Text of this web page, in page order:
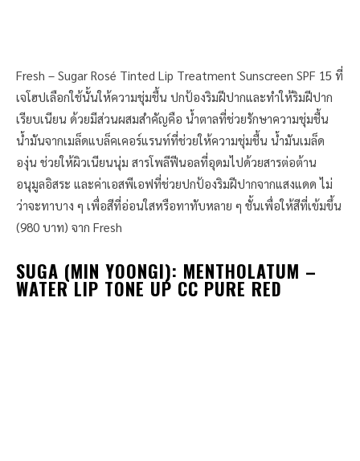
Fresh – Sugar Rosé Tinted Lip Treatment Sunscreen SPF 15 ที่
เจโฮปเลือกใช้นั้นให้ความชุ่มชื้น ปกป้องริมฝีปากและทำให้ริมฝีปาก
เรียบเนียน ด้วยมีส่วนผสมสำคัญคือ น้ำตาลที่ช่วยรักษาความชุ่มชื้น
น้ำมันจากเมล็ดแบล็คเคอร์แรนท์ที่ช่วยให้ความชุ่มชื้น น้ำมันเมล็ด
องุ่น ช่วยให้ผิวเนียนนุ่ม สารโพลีฟีนอลที่อุดมไปด้วยสารต่อต้าน
อนุมูลอิสระ และค่าเอสพีเอฟที่ช่วยปกป้องริมฝีปากจากแสงแดด ไม่
ว่าจะทาบาง ๆ เพื่อสีที่อ่อนใสหรือทาทับหลาย ๆ ชั้นเพื่อให้สีที่เข้มขึ้น
(980 บาท) จาก Fresh
SUGA (MIN YOONGI): MENTHOLATUM –
WATER LIP TONE UP CC PURE RED